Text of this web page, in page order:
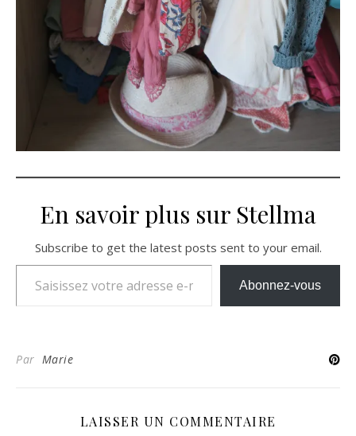
En savoir plus sur Stellma
Subscribe to get the latest posts sent to your email.
Saisissez votre adresse e-mail…
Abonnez-vous
Par Marie
LAISSER UN COMMENTAIRE